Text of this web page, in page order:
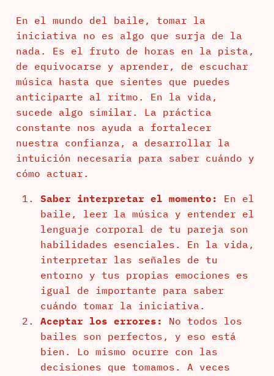
En el mundo del baile, tomar la
iniciativa no es algo que surja de la
nada. Es el fruto de horas en la pista,
de equivocarse y aprender, de escuchar
música hasta que sientes que puedes
anticiparte al ritmo. En la vida,
sucede algo similar. La práctica
constante nos ayuda a fortalecer
nuestra confianza, a desarrollar la
intuición necesaria para saber cuándo y
cómo actuar.
Saber interpretar el momento:
En el
baile, leer la música y entender el
lenguaje corporal de tu pareja son
habilidades esenciales. En la vida,
interpretar las señales de tu
entorno y tus propias emociones es
igual de importante para saber
cuándo tomar la iniciativa.
Aceptar los errores:
No todos los
bailes son perfectos, y eso está
bien. Lo mismo ocurre con las
decisiones que tomamos. A veces